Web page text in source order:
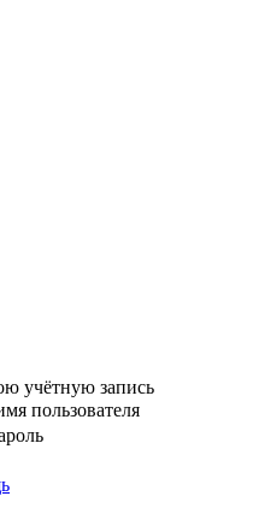
учётную запись
пользователя